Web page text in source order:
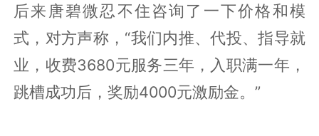
后来唐碧微忍不住咨询了一下价格和模
式，对方声称，“我们内推、代投、指导就
业，收费3680元服务三年，入职满一年，
跳槽成功后，奖励4000元激励金。”